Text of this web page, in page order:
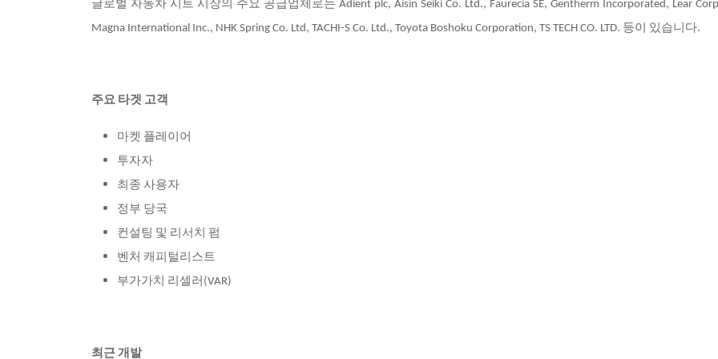
글로벌 자동차 시트 시장의 주요 공급업체로는 Adient plc, Aisin Seiki Co. Ltd., Faurecia SE, Gentherm Incorporated, Lear
Magna International Inc., NHK Spring Co. Ltd, TACHI-S Co. Ltd., Toyota Boshoku Corporation, TS TECH CO. LTD. 등이 있습니다.
주요 타겟 고객
마켓 플레이어
투자자
최종 사용자
정부 당국
컨설팅 및 리서치 펌
벤처 캐피털리스트
부가가치 리셀러 (VAR)
최근 개발